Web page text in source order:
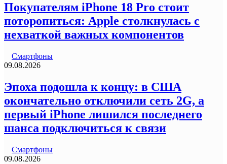
Покупателям iPhone 18 Pro стоит
поторопиться: Apple столкнулась с
нехваткой важных компонентов
Смартфоны
09.08.2026
Эпоха подошла к концу: в США
окончательно отключили сеть 2G, а
первый iPhone лишился последнего
шанса подключиться к связи
Смартфоны
09.08.2026